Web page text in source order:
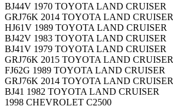
BJ44V 1970 TOYOTA LAND CRUISER
GRJ76K 2014 TOYOTA LAND CRUISER
HJ61V 1989 TOYOTA LAND CRUISER
BJ42V 1983 TOYOTA LAND CRUISER
BJ41V 1979 TOYOTA LAND CRUISER
GRJ76K 2015 TOYOTA LAND CRUISER
FJ62G 1989 TOYOTA LAND CRUISER
GRJ76K 2014 TOYOTA LAND CRUISER
BJ41 1982 TOYOTA LAND CRUISER
1998 CHEVROLET C2500